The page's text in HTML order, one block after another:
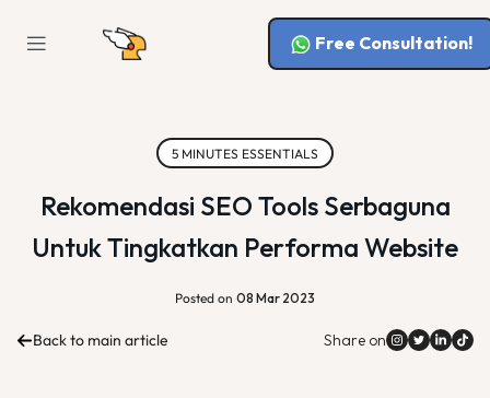
Free Consultation!
5 MINUTES ESSENTIALS
Rekomendasi SEO Tools Serbaguna
Untuk Tingkatkan Performa Website
Posted on 08 Mar 2023
Back to main article Share on